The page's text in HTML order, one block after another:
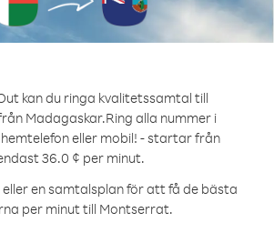
kan du ringa kvalitetssamtal till
Madagaskar.Ring alla nummer i
eller mobil! - startar från
36.0 ¢ per minut.
en samtalsplan för att få de bästa
per minut till Montserrat.